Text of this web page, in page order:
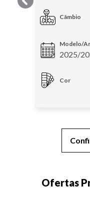
Câmbio
Modelo/
2025/
Cor
Ofertas